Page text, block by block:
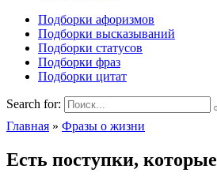
Подборки афоризмов
Подборки высказываний
Подборки статусов
Подборки фраз
Подборки цитат
Search for:
Главная » Фразы о жизни
Есть поступки,